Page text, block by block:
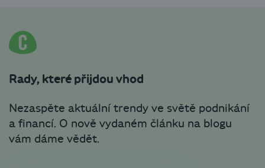
Rady, které přijdou vhod
Nezaspěte aktuální trendy ve světě podnikání
a financí. O nově vydaném článku na blogu
vám dáme vědět.